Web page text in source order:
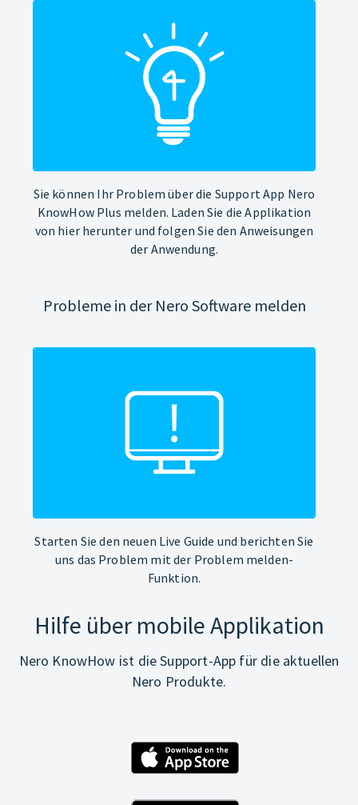
Sie können Ihr Problem über die Support App Nero
KnowHow Plus melden. Laden Sie die Applikation
von hier herunter und folgen Sie den Anweisungen
der Anwendung.
Probleme in der Nero Software melden
Starten Sie den neuen Live Guide und berichten Sie
uns das Problem mit der Problem melden-
Funktion.
Hilfe über mobile Applikation
Nero KnowHow ist die Support-App für die aktuellen
Nero Produkte.